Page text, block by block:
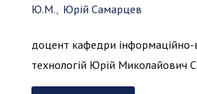
Ю.М.
Юрій Самарцев
доцент кафедри
технологій Юрій Миколайович